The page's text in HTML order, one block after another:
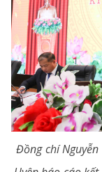
Đồng chí Nguyễn